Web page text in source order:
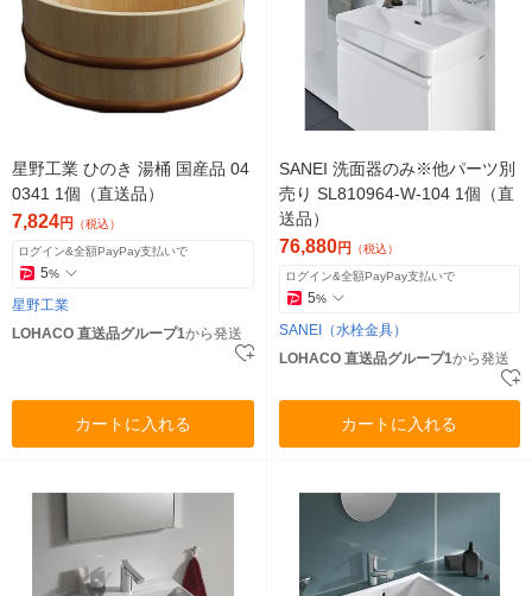
星野工業 ひのき 湯桶 国産品 04
0341 1個（直送品）
7,824円 （税込）
ログイン&全額PayPay支払いで
5%
星野工業
LOHACO 直送品グループ1から発送
カートに入れる
SANEI 洗面器のみ※他パーツ別
売り SL810964-W-104 1個（直
送品）
76,880円 （税込）
ログイン&全額PayPay支払いで
5%
SANEI（水栓金具）
LOHACO 直送品グループ1から発送
カートに入れる